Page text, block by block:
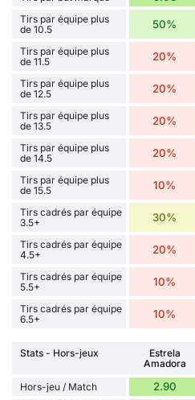
Tirs par équipe plus
de 10.5
50%
Tirs par équipe plus
de 11.5
20%
Tirs par équipe plus
de 12.5
20%
Tirs par équipe plus
de 13.5
20%
Tirs par équipe plus
de 14.5
20%
Tirs par équipe plus
de 15.5
10%
Tirs cadrés par équipe
3.5+
30%
Tirs cadrés par équipe
4.5+
20%
Tirs cadrés par équipe
5.5+
10%
Tirs cadrés par équipe
6.5+
10%
Stats - Hors-jeux
Estrela
Amadora
Hors-jeu / Match 2.90